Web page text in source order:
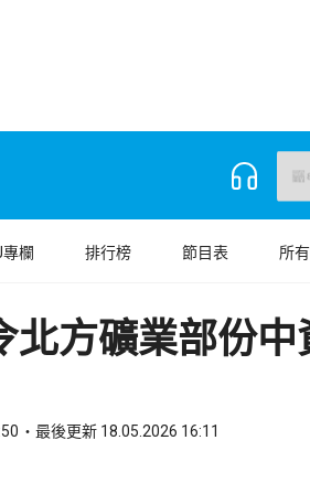
專欄 排行榜 節目表 所
北方礦業部份中
最後更新 18.05.2026 16:11